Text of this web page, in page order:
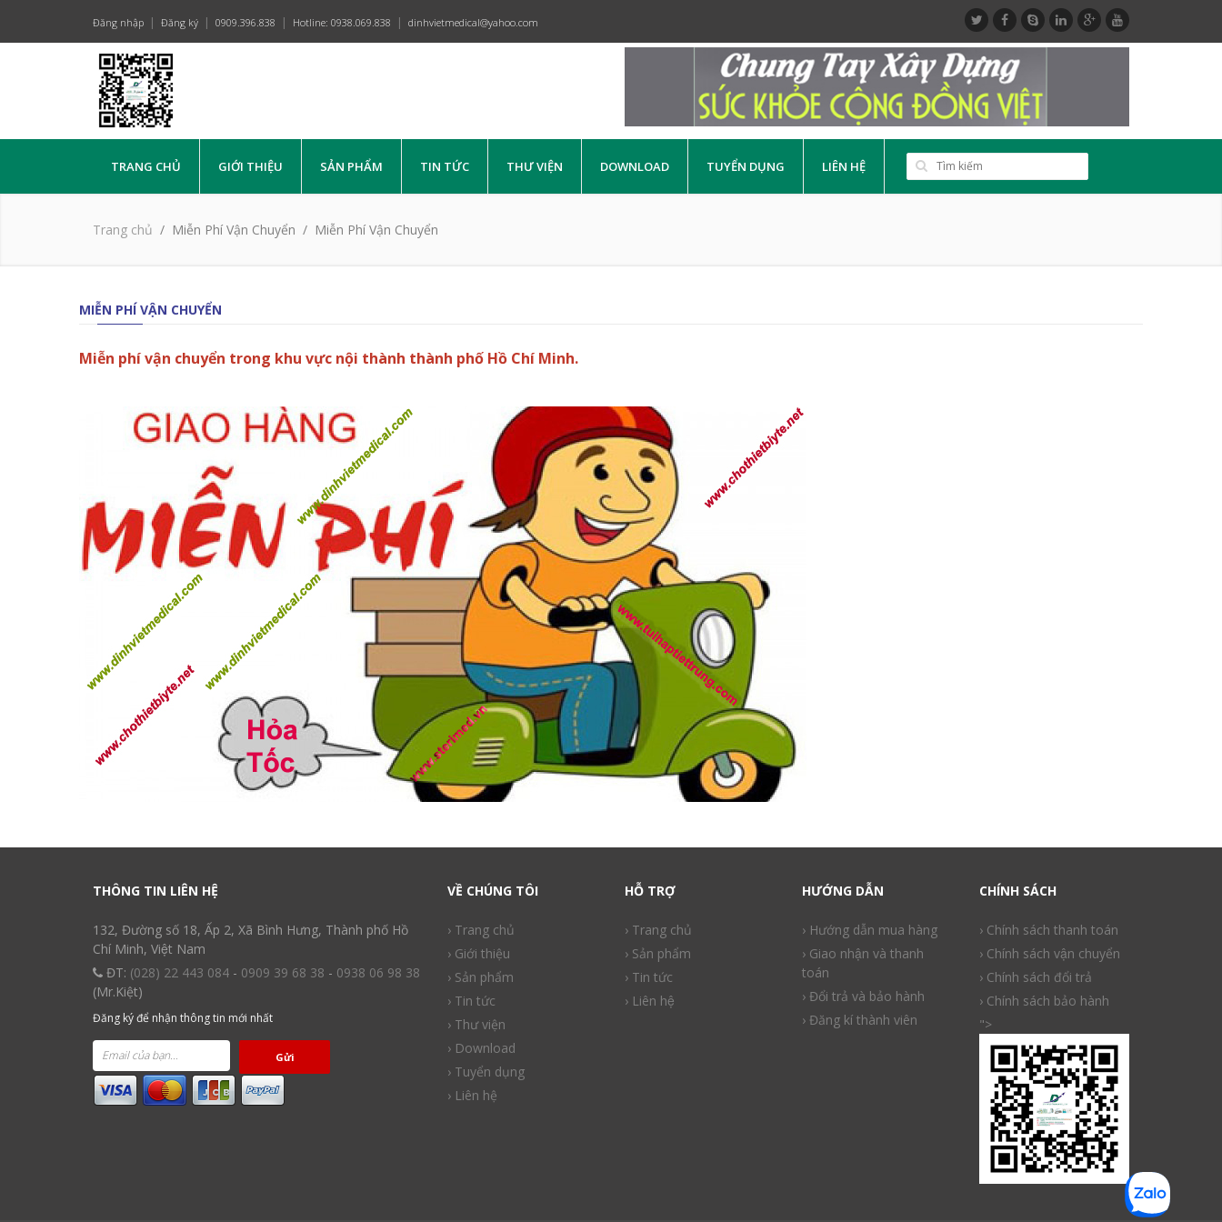
Đăng nhập Đăng ký 0909.396.838 Hotline: 0938.069.838 dinhvietmedical@yahoo.com
TRANG CHỦ GIỚI THIỆU SẢN PHẨM TIN TỨC THƯ VIỆN DOWNLOAD TUYỂN DỤNG LIÊN HỆ
Trang chủ Miễn Phí Vận Chuyển Miễn Phí Vận Chuyển
MIỄN PHÍ VẬN CHUYỂN
Miễn phí vận chuyển trong khu vực nội thành thành phố Hồ Chí Minh.
THÔNG TIN LIÊN HỆ
132, Đường số 18, Ấp 2, Xã Bình Hưng, Thành phố Hồ
Chí Minh, Việt Nam
ĐT: (028) 22 443 084 - 0909 39 68 38 - 0938 06 98 38
(Mr.Kiệt)
Đăng ký để nhận thông tin mới nhất
Gửi
VỀ CHÚNG TÔI
› Trang chủ
› Giới thiệu
› Sản phẩm
› Tin tức
› Thư viện
› Download
› Tuyển dụng
› Liên hệ
HỖ TRỢ
› Trang chủ
› Sản phẩm
› Tin tức
› Liên hệ
HƯỚNG DẪN
› Hướng dẫn mua hàng
› Giao nhận và thanh
toán
› Đổi trả và bảo hành
› Đăng kí thành viên
CHÍNH SÁCH
› Chính sách thanh toán
› Chính sách vận chuyển
› Chính sách đổi trả
› Chính sách bảo hành
">